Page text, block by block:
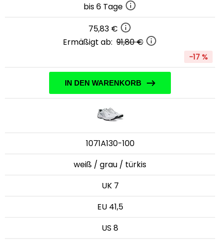
bis 6 Tage
75,83 €
Ermäßigt ab: 91,80 €
-17 %
IN DEN WARENKORB
1071A130-100
weiß / grau / türkis
UK 7
EU 41,5
US 8